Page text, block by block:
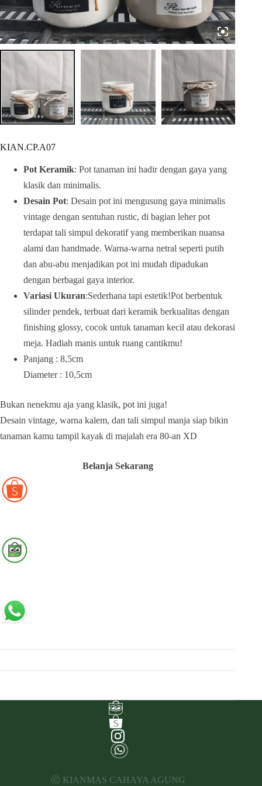
KIAN.CP.A07
Pot Keramik: Pot tanaman ini hadir dengan gaya yang
klasik dan minimalis.
Desain Pot: Desain pot ini mengusung gaya minimalis
vintage dengan sentuhan rustic, di bagian leher pot
terdapat tali simpul dekoratif yang memberikan nuansa
alami dan handmade. Warna-warna netral seperti putih
dan abu-abu menjadikan pot ini mudah dipadukan
dengan berbagai gaya interior.
Variasi Ukuran:Sederhana tapi estetik!Pot berbentuk
silinder pendek, terbuat dari keramik berkualitas dengan
finishing glossy, cocok untuk tanaman kecil atau dekorasi
meja. Hadiah manis untuk ruang cantikmu!
Panjang : 8,5cm
Diameter : 10,5cm
Bukan nenekmu aja yang klasik, pot ini juga!
Desain vintage, warna kalem, dan tali simpul manja siap bikin
tanaman kamu tampil kayak di majalah era 80-an XD
Belanja Sekarang
ⓒ KIANMAS CAHAYA AGUNG